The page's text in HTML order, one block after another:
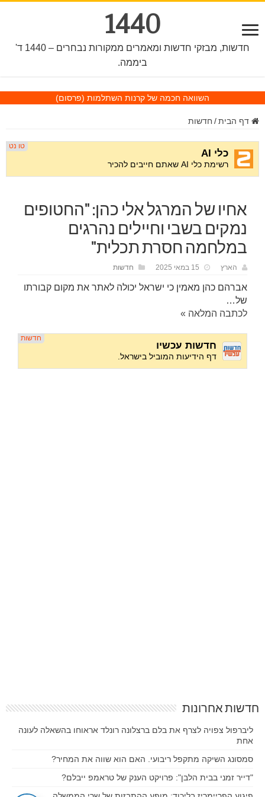
1440
חדשות, מבזקי חדשות ומאמרים ממקורות נבחרים – 1440 ד'
ביממה.
השוואה חכמה של קרנות השתלמות (פרסום)
דף הבית / חדשות
אחיו של המרגל אלי כהן: "החטופים
נמקים בשבי וחיילים נהרגים
במלחמה חסרת תכלית"
הארץ 15 במאי 2025 חדשות
אברהם כהן מאמין כי ישראל יכולה לאתר את מקום קבורתו
של…
לכתבה המלאה »
חדשות אחרונות
ליברפול צפויה לצרף את בלם ברצלונה רונלד אראוחו בהשאלה לעונה
אחת
סמסונג השיקה מתקפל ריבועי. האם הוא שווה את המחיר?
"דייר זמני בבית הלבן": פרויקט הענק של טראמפ ייבלם?